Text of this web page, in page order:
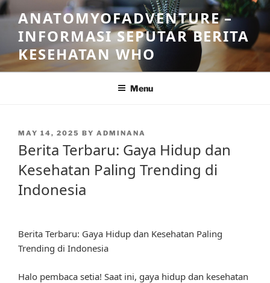
Skip
to
content
ANATOMYOFADVENTURE –
INFORMASI SEPUTAR BERITA
KESEHATAN WHO
Menu
POSTED
MAY 14, 2025 BY ADMINANA
Berita Terbaru: Gaya Hidup dan
Kesehatan Paling Trending di
Indonesia
Berita Terbaru: Gaya Hidup dan Kesehatan Paling
Trending di Indonesia
Halo pembaca setia! Saat ini, gaya hidup dan kesehatan